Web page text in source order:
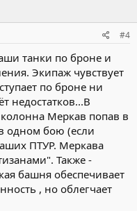
#4
танки по броне и
Экипаж чувствует
по броне ни
недостатков...В
Меркав попав в
одном бою (если
ПТУР. Меркава
Также -
башня обеспечивает
, но облегчает